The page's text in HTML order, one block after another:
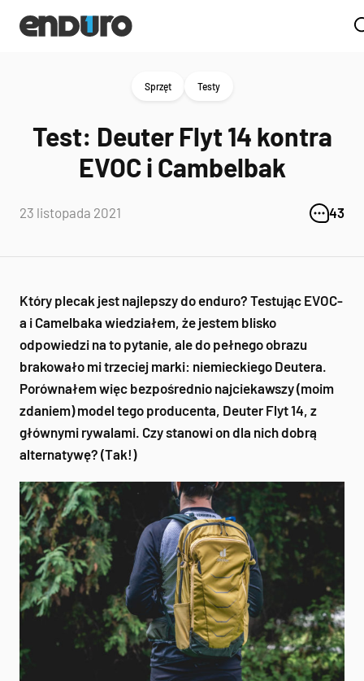
Sprzęt Testy
Test: Deuter Flyt 14 kontra
EVOC i Cambelbak
23 listopada 2021 43
Który plecak jest najlepszy do enduro? Testując EVOC-
a i Camelbaka wiedziałem, że jestem blisko
odpowiedzi na to pytanie, ale do pełnego obrazu
brakowało mi trzeciej marki: niemieckiego Deutera.
Porównałem więc bezpośrednio najciekawszy (moim
zdaniem) model tego producenta, Deuter Flyt 14, z
głównymi rywalami. Czy stanowi on dla nich dobrą
alternatywę? (Tak!)